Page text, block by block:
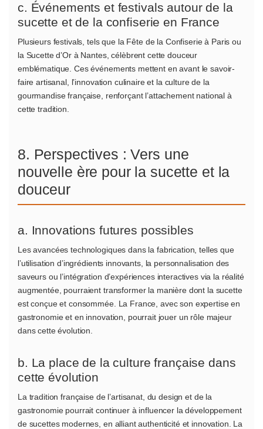
c. Événements et festivals autour de la
sucette et de la confiserie en France
Plusieurs festivals, tels que la Fête de la Confiserie à Paris ou
la Sucette d’Or à Nantes, célèbrent cette douceur
emblématique. Ces événements mettent en avant le savoir-
faire artisanal, l’innovation culinaire et la culture de la
gourmandise française, renforçant l’attachement national à
cette tradition.
8. Perspectives : Vers une
nouvelle ère pour la sucette et la
douceur
a. Innovations futures possibles
Les avancées technologiques dans la fabrication, telles que
l’utilisation d’ingrédients innovants, la personnalisation des
saveurs ou l’intégration d’expériences interactives via la réalité
augmentée, pourraient transformer la manière dont la sucette
est conçue et consommée. La France, avec son expertise en
gastronomie et en innovation, pourrait jouer un rôle majeur
dans cette évolution.
b. La place de la culture française dans
cette évolution
La tradition française de l’artisanat, du design et de la
gastronomie pourrait continuer à influencer la développement
de sucettes modernes, en alliant authenticité et innovation. La